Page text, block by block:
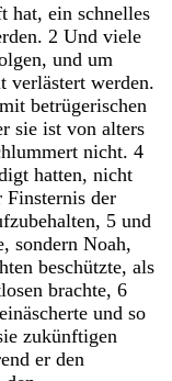
hat, ein schnelles
. 2 Und viele
, und um
verlästert werden.
mit betrügerischen
sie ist von alters
nicht. 4
hatten, nicht
Finsternis der
, 5 und
, sondern Noah,
beschützte, als
brachte, 6
einäscherte und so
zukünftigen
er den